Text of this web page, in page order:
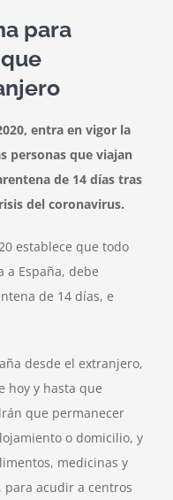
para
entra en vigor la
personas que viajan
de 14 días tras
del coronavirus.
establece que todo
a España, debe
de 14 días, e
desde el extranjero,
hoy y hasta que
que permanecer
o domicilio, y
medicinas y
acudir a centros